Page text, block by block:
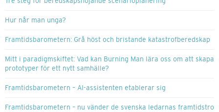
Hur når man unga?
Framtidsbarometern: Grå höst och bristande katastrofberedskap
Mitt i paradigmskiftet: Vad kan Burning Man lära oss om att skapa
prototyper för ett nytt samhälle?
Framtidsbarometern – AI-assistenten etablerar sig
Framtidsbarometern – nu vänder de svenska ledarnas framtidstro